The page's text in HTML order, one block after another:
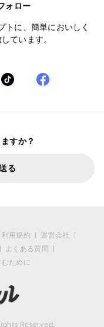
ォロー
トに、簡単においしく
ています。
すか？
る
利用規約
運営会社
よくある質問
ために
Reserved.